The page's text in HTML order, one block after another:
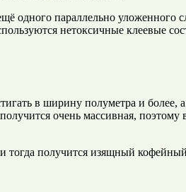
одного параллельно уложенного
нетоксичные клеевые
в ширину полуметра и более,
очень массивная, поэтому
и тогда получится изящный